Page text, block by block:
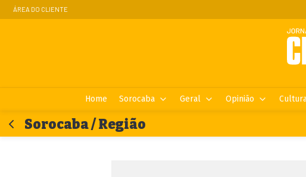
ÁREA DO CLIENTE
Home Sorocaba Geral Opinião
Sorocaba / Região